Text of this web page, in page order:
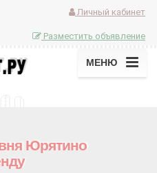
Личный кабинет
Разместить объявление
МЕНЮ
Юрятино